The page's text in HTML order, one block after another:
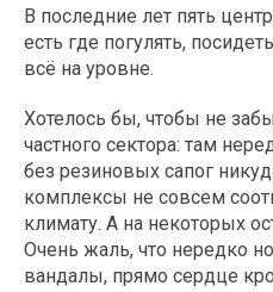
В последние лет пять
есть где погулять,
всё на уровне.
Хотелось бы, чтобы не
частного сектора: там
без резиновых сапог
комплексы не совсем
климату. А на некоторых
Очень жаль, что нередко
вандалы, прямо сердце